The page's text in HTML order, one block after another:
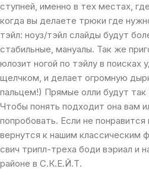
ступней, именно в тех местах,
когда вы делаете трюки где
тэйл: ноуз/тэйл слайды будут
стабильные, мануалы. Так же
юлозит ногой по тэйлу в поисках
щелчком, и делает огромную
пальцем!) Прямые олли будут
Чтобы понять подходит она вам
попробовать. Если не
вернутся к нашим классическим
свич трипл-треха боди вэриал и
районе в С.К.Е.Й.Т.